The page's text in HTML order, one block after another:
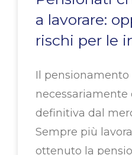
a lavorare:
rischi per le
Il
necessariamente
definitiva dal
Sempre più
ottenuto la